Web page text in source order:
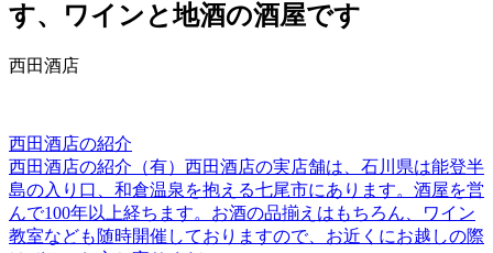
す、ワインと地酒の酒屋です
西田酒店
西田酒店の紹介
西田酒店の紹介（有）西田酒店の実店舗は、石川県は能登半
島の入り口、和倉温泉を抱える七尾市にあります。酒屋を営
んで100年以上経ちます。お酒の品揃えはもちろん、ワイン
教室なども随時開催しておりますので、お近くにお越しの際